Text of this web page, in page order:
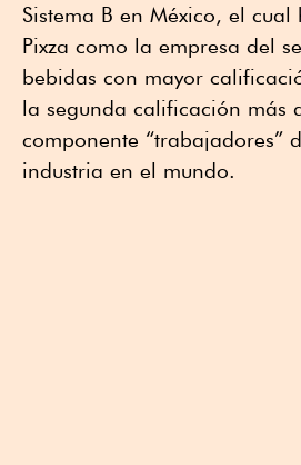
Sistema B en México, el
Pixza como la empresa del
bebidas con mayor
la segunda calificación más
componente “trabajadores”
industria en el mundo.